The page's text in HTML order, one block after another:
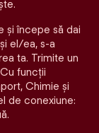
și începe să dai
el/ea, s-a
ta. Trimite un
funcții
Chimie și
de conexiune: